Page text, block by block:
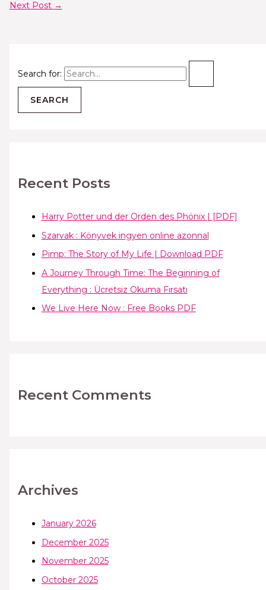
Search for:
Recent Posts
Harry Potter und der Orden des Phönix | [PDF]
Szarvak : Könyvek ingyen online azonnal
Pimp: The Story of My Life | Download PDF
A Journey Through Time: The Beginning of
Everything : Ücretsiz Okuma Fırsatı
We Live Here Now : Free Books PDF
Recent Comments
Archives
January 2026
December 2025
November 2025
October 2025
Next Post →